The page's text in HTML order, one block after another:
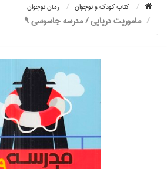
كتاب كودك و نوجوان رمان نوجوان
ماموريت دريايي / مدرسه جاسوسي 9